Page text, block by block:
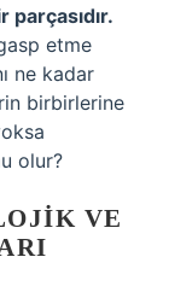
etme
ne kadar
birbirlerine
olur?
VE